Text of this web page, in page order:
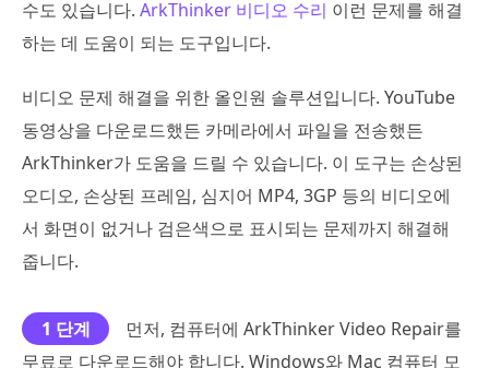
수도 있습니다. ArkThinker 비디오 수리 이런 문제를 해결
하는 데 도움이 되는 도구입니다.
비디오 문제 해결을 위한 올인원 솔루션입니다. YouTube
동영상을 다운로드했든 카메라에서 파일을 전송했든
ArkThinker가 도움을 드릴 수 있습니다. 이 도구는 손상된
오디오, 손상된 프레임, 심지어 MP4, 3GP 등의 비디오에
서 화면이 없거나 검은색으로 표시되는 문제까지 해결해
줍니다.
1 단계
먼저, 컴퓨터에 ArkThinker Video Repair를
무료로 다운로드해야 합니다. Windows와 Mac 컴퓨터 모